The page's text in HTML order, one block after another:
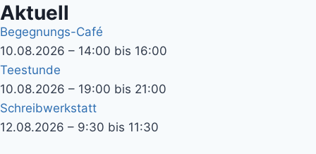
Aktuell
Begegnungs-Café
10.08.2026 – 14:00 bis 16:00
Teestunde
10.08.2026 – 19:00 bis 21:00
Schreibwerkstatt
12.08.2026 – 9:30 bis 11:30